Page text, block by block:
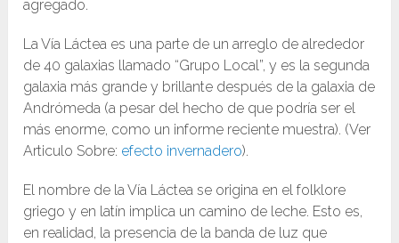
agregado.
La Vía Láctea es una parte de un arreglo de alrededor
de 40 galaxias llamado “Grupo Local”, y es la segunda
galaxia más grande y brillante después de la galaxia de
Andrómeda (a pesar del hecho de que podría ser el
más enorme, como un informe reciente muestra). (Ver
Articulo Sobre: efecto invernadero).
El nombre de la Vía Láctea se origina en el folklore
griego y en latín implica un camino de leche. Esto es,
en realidad, la presencia de la banda de luz que